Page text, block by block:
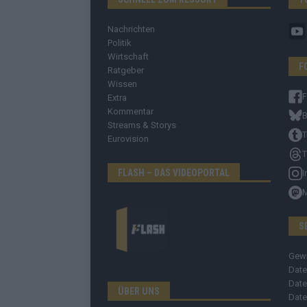
Nachrichten
Politik
Wirtschaft
Ratgeber
Wissen
Extra
Kommentar
Streams & Storys
Eurovision
FLASH – DAS VIDEOPORTAL
ÜBER UNS